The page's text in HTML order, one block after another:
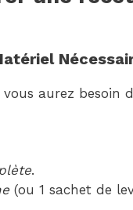
vous aurez besoin
.
(ou 1 sachet de